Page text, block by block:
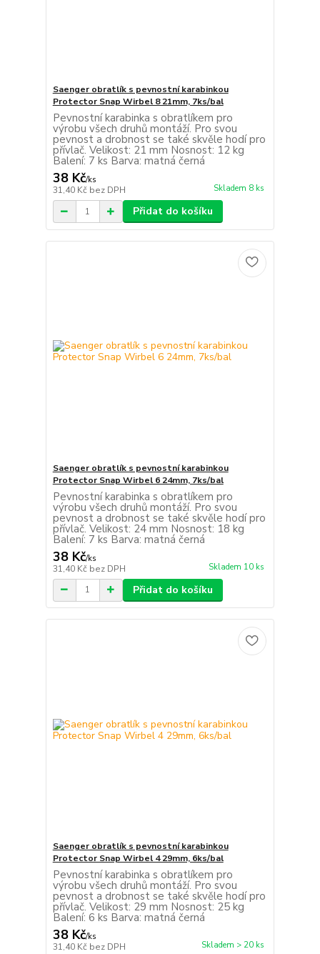
Saenger obratlík s pevnostní karabinkou
Protector Snap Wirbel 8 21mm, 7ks/bal
Pevnostní karabinka s obratlíkem pro
výrobu všech druhů montáží. Pro svou
pevnost a drobnost se také skvěle hodí pro
přívlač. Velikost: 21 mm Nosnost: 12 kg
Balení: 7 ks Barva: matná černá
38 Kč/ks
31,40 Kč bez DPH Skladem 8 ks
Přidat do košíku
Saenger obratlík s pevnostní karabinkou
Protector Snap Wirbel 6 24mm, 7ks/bal
Pevnostní karabinka s obratlíkem pro
výrobu všech druhů montáží. Pro svou
pevnost a drobnost se také skvěle hodí pro
přívlač. Velikost: 24 mm Nosnost: 18 kg
Balení: 7 ks Barva: matná černá
38 Kč/ks
31,40 Kč bez DPH Skladem 10 ks
Přidat do košíku
Saenger obratlík s pevnostní karabinkou
Protector Snap Wirbel 4 29mm, 6ks/bal
Pevnostní karabinka s obratlíkem pro
výrobu všech druhů montáží. Pro svou
pevnost a drobnost se také skvěle hodí pro
přívlač. Velikost: 29 mm Nosnost: 25 kg
Balení: 6 ks Barva: matná černá
38 Kč/ks
31,40 Kč bez DPH Skladem > 20 ks